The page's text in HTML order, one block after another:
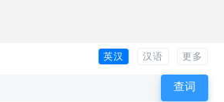
英汉 汉语 更多